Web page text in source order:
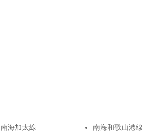
南海加太線 南海和歌山港線